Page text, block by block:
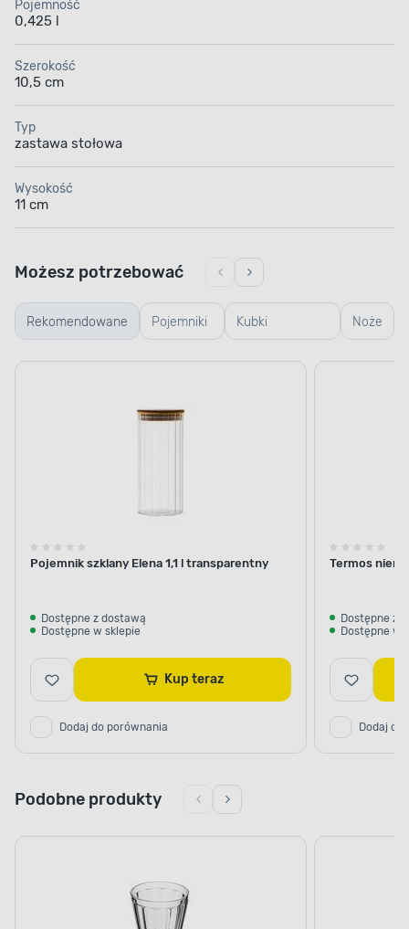
Pojemność
0,425 l
Szerokość
10,5 cm
Typ
zastawa stołowa
Wysokość
11 cm
Rekomendowane Pojemniki
szklane
Kubki
termiczne i
Noże
Możesz potrzebować
Pojemnik szklany Elena 1,1 l transparentny
Dostępne z dostawą
Dostępne w sklepie
Kup teraz
Dodaj do porównania
Termos
Dostępne z
Dostępne w
Dodaj do
Podobne produkty